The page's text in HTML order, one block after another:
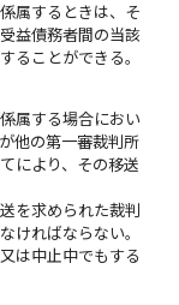
属するときは、そ
益債務者間の当該
ることができる。
属する場合におい
他の第一審裁判所
により、その移送
を求められた裁判
ければならない。
は中止中でもする